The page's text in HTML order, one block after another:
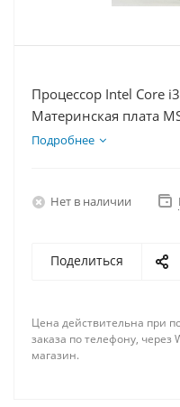
Процессор Intel Core
Материнская плата
RTX 4070S 12Гб,
Подробнее
Нет в наличии
Поделиться
Цена действительна при
заказа по телефону, через
магазин.